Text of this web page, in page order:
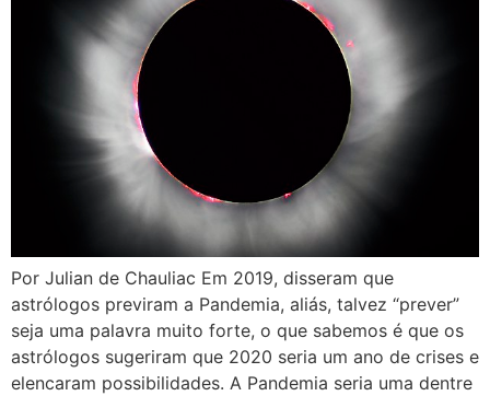
Por Julian de Chauliac Em 2019, disseram que
astrólogos previram a Pandemia, aliás, talvez “prever”
seja uma palavra muito forte, o que sabemos é que os
astrólogos sugeriram que 2020 seria um ano de crises e
elencaram possibilidades. A Pandemia seria uma dentre